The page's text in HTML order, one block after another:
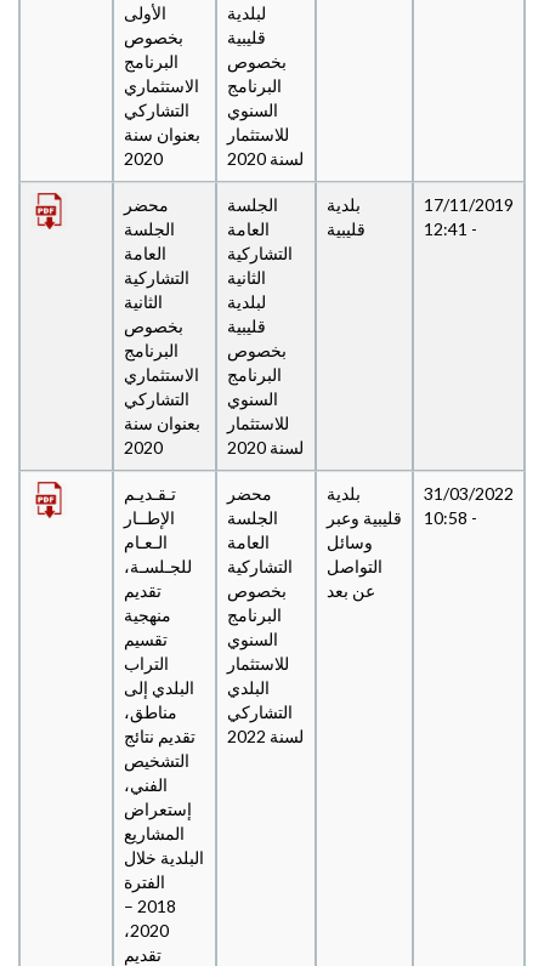
لبلدية
قليبية
بخصوص
البرنامج
السنوي
للاستثمار
لسنة 2020
الأولى
بخصوص
البرنامج
الاستثماري
التشاركي
بعنوان سنة
2020
17/11/2019
- 12:41
بلدية
قليبية
الجلسة
العامة
التشاركية
الثانية
لبلدية
قليبية
بخصوص
البرنامج
السنوي
للاستثمار
لسنة 2020
محضر
الجلسة
العامة
التشاركية
الثانية
بخصوص
البرنامج
الاستثماري
التشاركي
بعنوان سنة
2020
31/03/2022
- 10:58
بلدية
قليبية وعبر
وسائل
التواصل
عن بعد
محضر
الجلسة
العامة
التشاركية
بخصوص
البرنامج
السنوي
للاستثمار
البلدي
التشاركي
لسنة 2022
تـقـديـم
الإطــار
الـعـام
للجـلسـة،
تقديم
منهجية
تقسيم
التراب
البلدي إلى
مناطق،
تقديم نتائج
التشخيص
الفني،
إستعراض
المشاريع
البلدية خلال
الفترة
2018 –
2020،
تقديم